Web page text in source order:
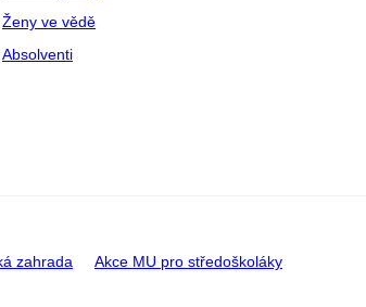
Ženy ve vědě
Absolventi
zahrada Akce MU pro středoškoláky